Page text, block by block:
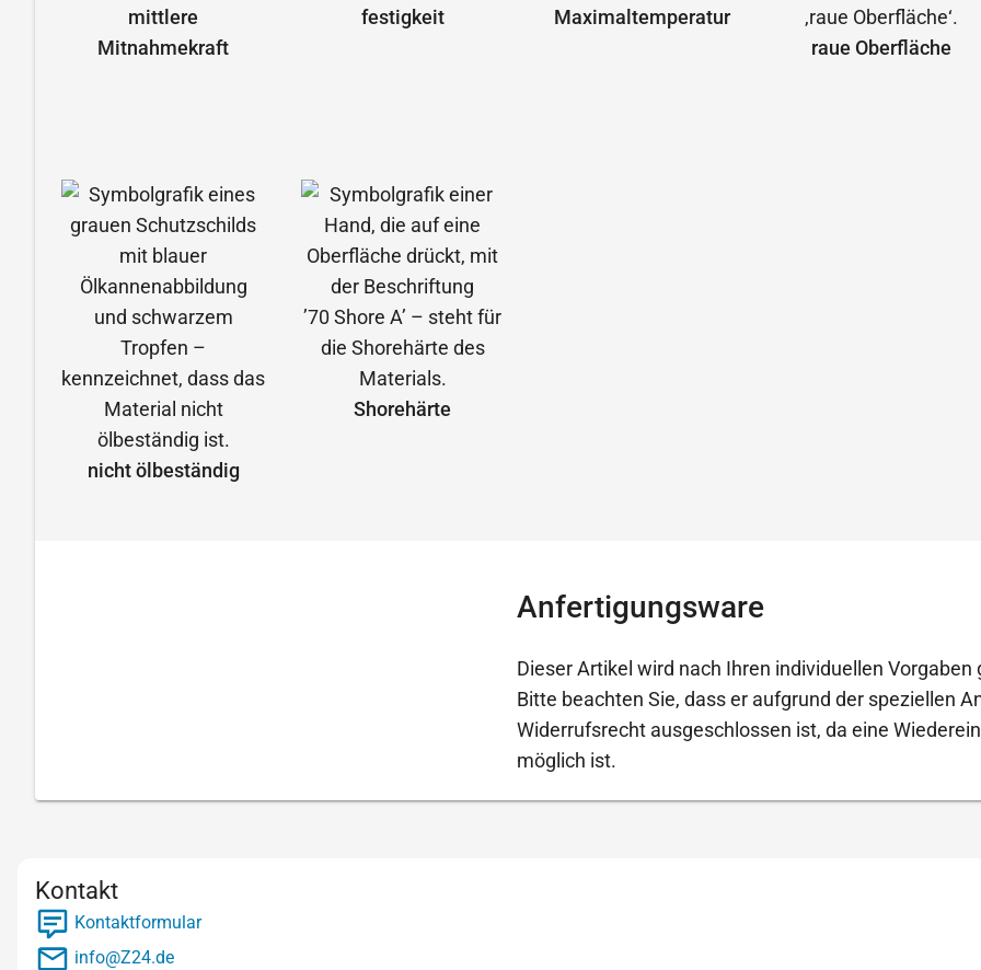
mittlere
Mitnahmekraft
festigkeit
Maximal­temperatur
raue Oberfläche
nicht ölbeständig
Shorehärte
Anfertigungsware
Dieser Artikel wird nach Ihren individuellen Vorgaben
Bitte beachten Sie, dass er aufgrund der speziellen
Widerrufsrecht ausgeschlossen ist, da eine
möglich ist.
Kontakt
Kontaktformular
info@Z24.de